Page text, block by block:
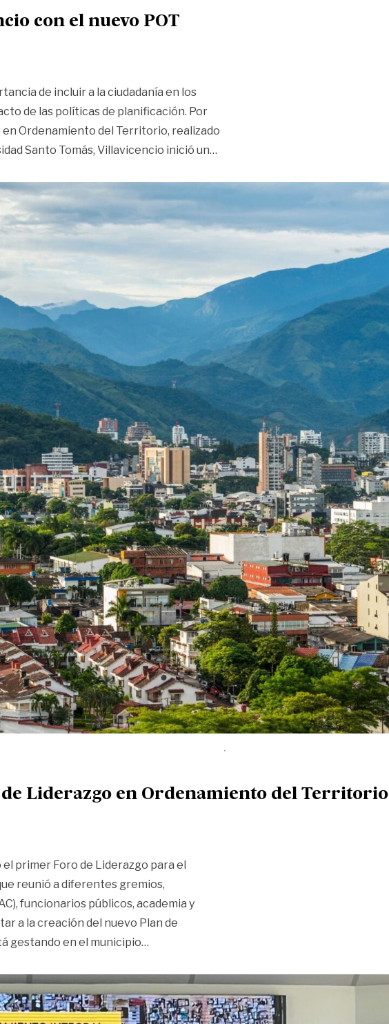
con el nuevo POT
de incluir a la ciudadanía en los
de las políticas de planificación. Por
Ordenamiento del Territorio, realizado
Santo Tomás, Villavicencio inició un…
Liderazgo en Ordenamiento del Territorio
primer Foro de Liderazgo para el
reunió a diferentes gremios,
funcionarios públicos, academia y
a la creación del nuevo Plan de
gestando en el municipio…